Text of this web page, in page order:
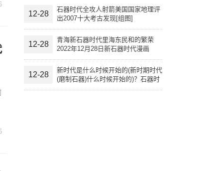
12-28
石器时代全攻人射箭美国国家地理评
出2007十大考古发现[组图]
12-28
青海新石器时代里海东民和的繁荣
2022年12月28日新石器时代漫画
12-28
新时代是什么时候开始的(新时期时代
(磨制石器)什么时候开始的)？石器时
代什么意思